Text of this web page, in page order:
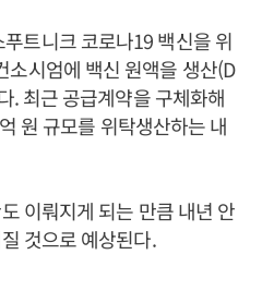
트니크 코로나19 백신을 위
소시엄에 백신 원액을 생산(D
. 최근 공급계약을 구체화해
원 규모를 위탁생산하는 내
이뤄지게 되는 만큼 내년 안
것으로 예상된다.